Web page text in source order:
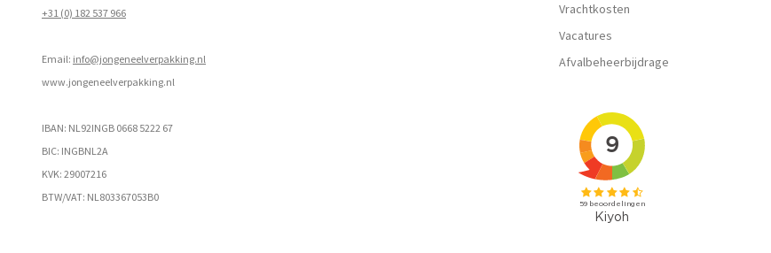
+31 (0) 182 537 966
Email: info@jongeneelverpakking.nl
www.jongeneelverpakking.nl
IBAN: NL92INGB 0668 5222 67
BIC: INGBNL2A
KVK: 29007216
BTW/VAT: NL803367053B0
Vrachtkosten
Vacatures
Afvalbeheerbijdrage